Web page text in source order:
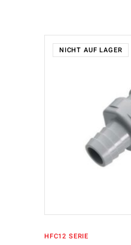
NICHT AUF LAGER
HFC12 SERIE